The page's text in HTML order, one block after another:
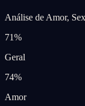
Análise de Amor,
71%
Geral
74%
Amor